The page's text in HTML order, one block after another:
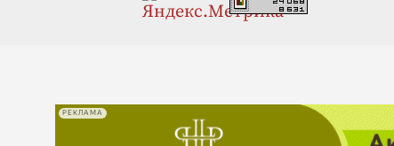
РЕКЛАМА